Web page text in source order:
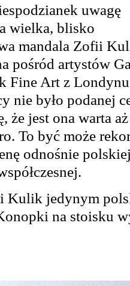
uwagę
wielka, blisko
mandala Zofii
pośród artystów
Fine Art z
nie było podanej
że jest ona warta
To być może
odnośnie
Kulik jedynym
na stoisku